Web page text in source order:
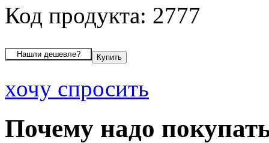
Код продукта: 2777
хочу спросить
Почему надо